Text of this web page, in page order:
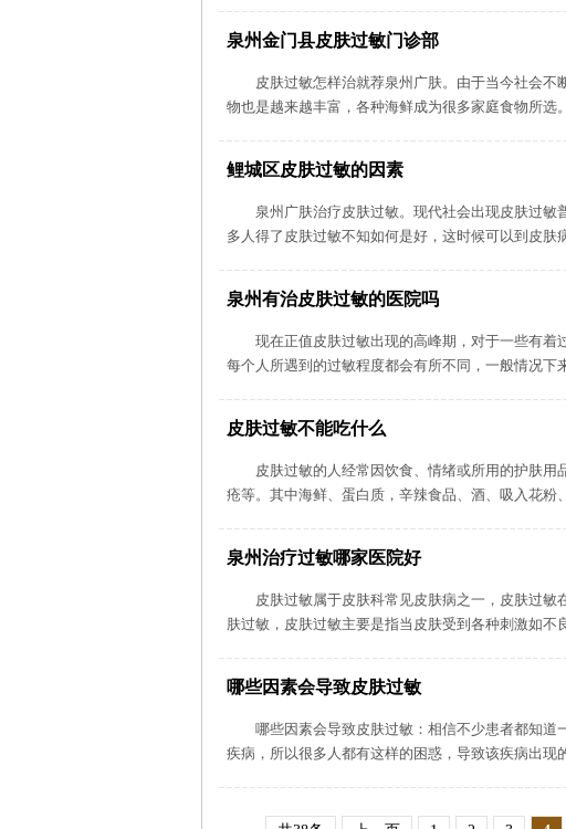
泉州金门县皮肤过敏门诊部
皮肤过敏怎样治就荐泉州广肤。由于当今社会
物也是越来越丰富，各种海鲜成为很多家庭食物所选
鲤城区皮肤过敏的因素
泉州广肤治疗皮肤过敏。现代社会出现皮肤过
多人得了皮肤过敏不知如何是好，这时候可以到皮肤
泉州有治皮肤过敏的医院吗
现在正值皮肤过敏出现的高峰期，对于一些有着
每个人所遇到的过敏程度都会有所不同，一般情况下
皮肤过敏不能吃什么
皮肤过敏的人经常因饮食、情绪或所用的护肤
疮等。其中海鲜、蛋白质，辛辣食品、酒、吸入花粉
泉州治疗过敏哪家医院好
皮肤过敏属于皮肤科常见皮肤病之一，皮肤过
肤过敏，皮肤过敏主要是指当皮肤受到各种刺激如不
哪些因素会导致皮肤过敏
哪些因素会导致皮肤过敏：相信不少患者都知
疾病，所以很多人都有这样的困惑，导致该疾病出现